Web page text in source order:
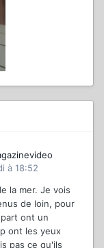
à 18:52
la mer. Je vois
de loin, pour
ont un
ont les yeux
pas ce qu'ils